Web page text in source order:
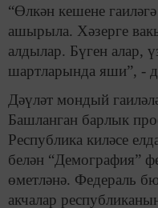
“Өлкән кешене
ашырыла. Хәзерге
алдылар. Бүген алар,
шартларында яши”, -
Дәүләт мондый
Башланган барлык
Республика киләсе
белән “Демография”
өметләнә. Федераль
акчалар